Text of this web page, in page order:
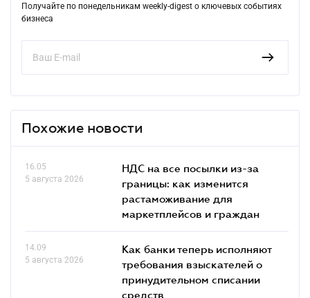
Получайте по понедельникам weekly-digest о ключевых событиях
бизнеса
Похожие новости
16.05
5 августа 2026
НДС на все посылки из-за
границы: как изменится
растаможивание для
маркетплейсов и граждан
14.09
5 августа 2026
Как банки теперь исполняют
требования взыскателей о
принудительном списании
средств